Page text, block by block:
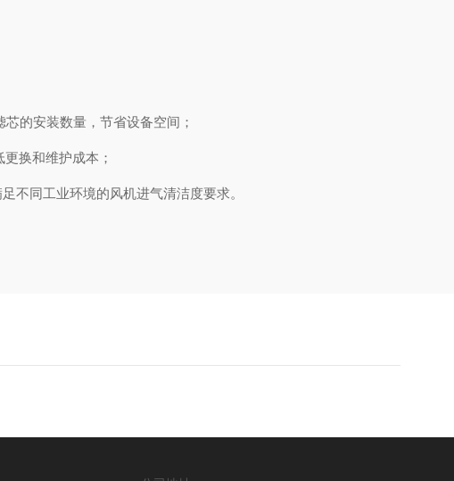
的安装数量，节省设备空间；
换和维护成本；
不同工业环境的风机进气清洁度要求。